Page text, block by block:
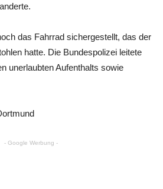
das Fahrrad sichergestellt, das der
hatte. Die Bundespolizei leitete
unerlaubten Aufenthalts sowie
- Google Werbung -